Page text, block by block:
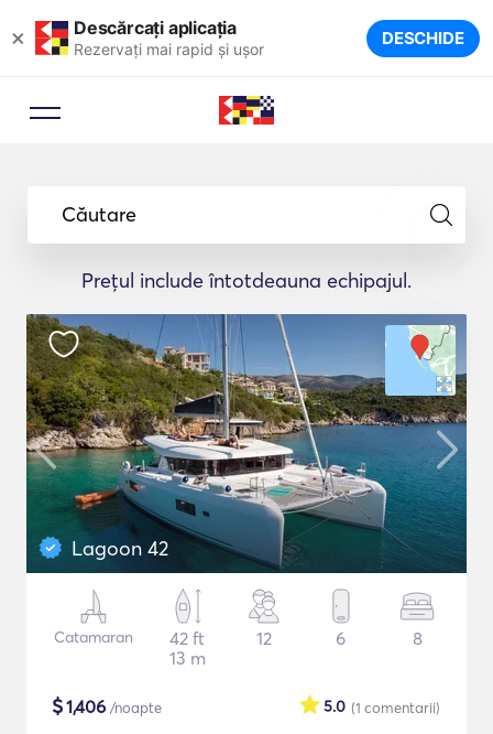
× Descărcați aplicația
Rezervați mai rapid și ușor DESCHIDE
Căutare
Prețul include întotdeauna echipajul.
Lagoon 42
Catamaran
42 ft
13 m
12 6 8
$1,406 /noapte (1 comentarii)
5.0
Lăsați un expert în turism să vă
sugereze iahturile ideale pentru
călătoria dumneavoastră.